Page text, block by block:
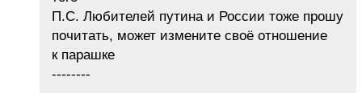
П.С. Любителей путина и России тоже прошу
почитать, может измените своё отношение
к парашке
--------